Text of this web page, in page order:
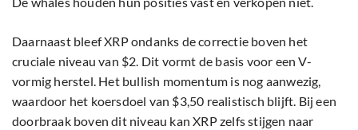
Daarnaast bleef XRP ondanks de correctie boven het
cruciale niveau van $2. Dit vormt de basis voor een V-
vormig herstel. Het bullish momentum is nog aanwezig,
waardoor het koersdoel van $3,50 realistisch blijft. Bij een
doorbraak boven dit niveau kan XRP zelfs stijgen naar